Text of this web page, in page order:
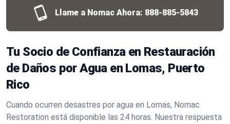
Llame a Nomac Ahora: 888-885-5843
Tu Socio de Confianza en Restauración
de Daños por Agua en Lomas, Puerto
Rico
Cuando ocurren desastres por agua en Lomas, Nomac
Restoration está disponible las 24 horas. Nuestra respuesta